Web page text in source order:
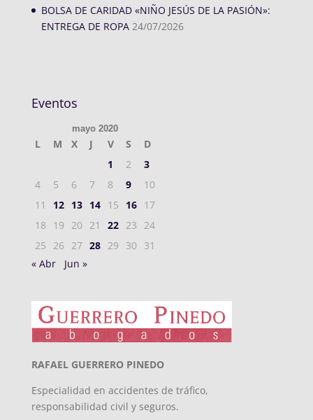
BOLSA DE CARIDAD «NIÑO JESÚS DE LA PASIÓN»:
ENTREGA DE ROPA 24/07/2026
Eventos
mayo 2020
L M X J V S
D
1
2
3
4
5 6 7 8 9
10
11
12 13 14 15 16 17
18
19 20 21 22 23
24
25
26 27 28 29 30
31
« Abr
Jun »
RAFAEL GUERRERO PINEDO
Especialidad en accidentes de tráfico,
responsabilidad civil y seguros.